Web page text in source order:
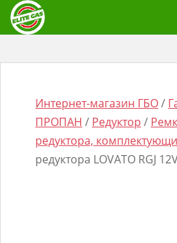
p
Интернет-магазин ГБО/
ПРОПАН / Редуктор /
редуктора,
редуктора LOVATO RGJ